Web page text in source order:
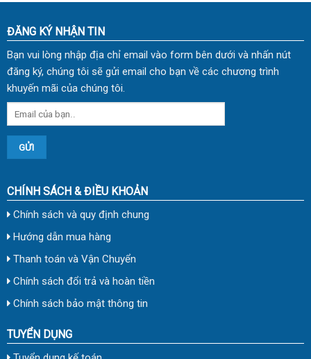
ĐĂNG KÝ NHẬN TIN
Bạn vui lòng nhập địa chỉ email vào form bên dưới và nhấn nút
đăng ký, chúng tôi sẽ gửi email cho bạn về các chương trình
khuyến mãi của chúng tôi.
CHÍNH SÁCH & ĐIỀU KHOẢN
Chính sách và quy định chung
Hướng dẫn mua hàng
Thanh toán và Vận Chuyển
Chính sách đổi trả và hoàn tiền
Chính sách bảo mật thông tin
TUYỂN DỤNG